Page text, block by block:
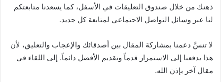
ذهنك من خلال صندوق التعليقات في الأسفل، كما يسعدنا متابعتكم
لنا عبر وسائل التواصل الاجتماعي لمتابعة كل جديد.
لا تنسَّ دعمنا بمشاركة المقال بين أصدقائك والإعجاب والتعليق، لأن
هذا يدفعنا إلى الاستمرار قدماً وتقديم الأفضل دائماً. إلى اللقاء في
مقال آخر بإذن الله.